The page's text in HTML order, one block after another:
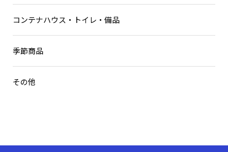
コンテナハウス・トイレ・備品
季節商品
その他